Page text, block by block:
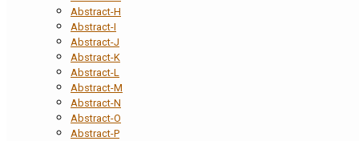
Abstract-H
Abstract-I
Abstract-J
Abstract-K
Abstract-L
Abstract-M
Abstract-N
Abstract-O
Abstract-P